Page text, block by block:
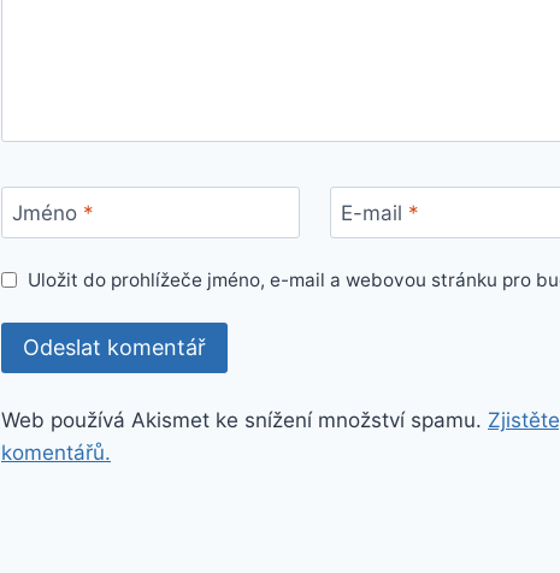
Jméno * E-mail *
Uložit do prohlížeče jméno, e-mail a webovou stránku pro
Web používá Akismet ke snížení množství spamu.
komentářů.